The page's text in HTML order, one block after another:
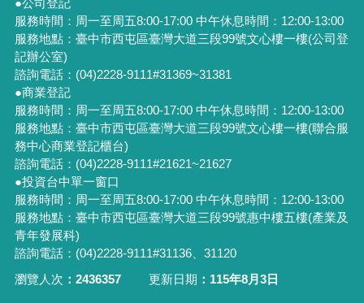
●公司登記
服務時間：周一至周五8:00-17:00 中午休息時間：12:00-13:00
服務地點：臺中市西屯區臺灣大道三段99號文心樓一樓(公司登
記辦公室)
諮詢電話：(04)2228-9111#31369~31381
●商業登記
服務時間：周一至周五8:00-17:00 中午休息時間：12:00-13:00
服務地點：臺中市西屯區臺灣大道三段99號文心樓一樓(聯合服
務中心商業登記櫃台)
諮詢電話：(04)2228-9111#21621~21627
●投資台中單一窗口
服務時間：周一至周五8:00-17:00 中午休息時間：12:00-13:00
服務地點：臺中市西屯區臺灣大道三段99號惠中樓五樓(產業及
青年發展科)
諮詢電話：(04)2228-9111#31136、31120
瀏覽人次
2436357 更新日期 115年8月3日